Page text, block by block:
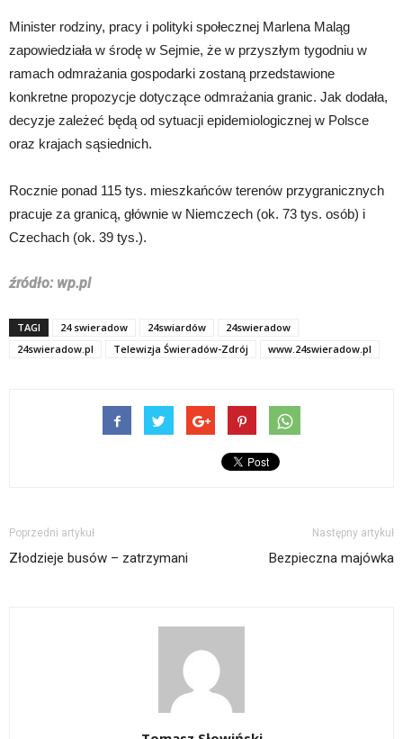
Minister rodziny, pracy i polityki społecznej Marlena Maląg
zapowiedziała w środę w Sejmie, że w przyszłym tygodniu w
ramach odmrażania gospodarki zostaną przedstawione
konkretne propozycje dotyczące odmrażania granic. Jak dodała,
decyzje zależeć będą od sytuacji epidemiologicznej w Polsce
oraz krajach sąsiednich.
Rocznie ponad 115 tys. mieszkańców terenów przygranicznych
pracuje za granicą, głównie w Niemczech (ok. 73 tys. osób) i
Czechach (ok. 39 tys.).
źródło: wp.pl
TAGI 24 swieradow 24swiardów
24swieradow
24swieradow.pl
Telewizja Świeradów-Zdrój www.24swieradow.pl
Poprzedni artykuł
Złodzieje busów – zatrzymani
Następny artykuł
Bezpieczna majówka